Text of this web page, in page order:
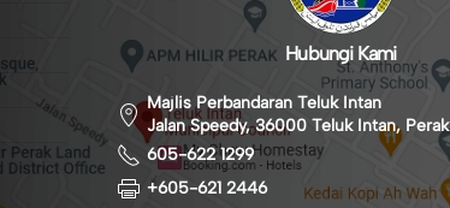
Hubungi Kami
Majlis Perbandaran Teluk Intan
Jalan Speedy, 36000 Teluk Intan, Perak
605-622 1299
+605-621 2446